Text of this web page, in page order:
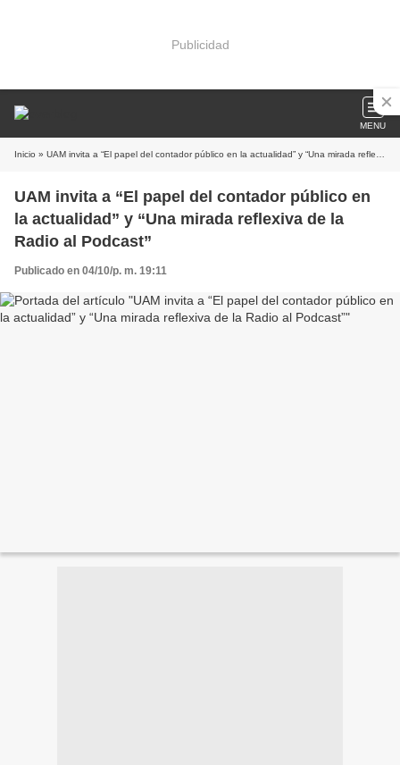
Publicidad
MENU
Inicio » UAM invita a “El papel del contador público en la actualidad” y “Una mirada reflexiva de la Radio al Podcast”
UAM invita a “El papel del contador público en
la actualidad” y “Una mirada reflexiva de la
Radio al Podcast”
Publicado en 04/10/p. m. 19:11